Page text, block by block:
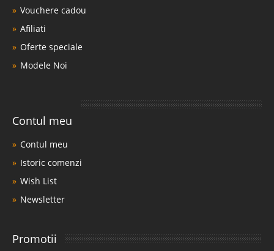
Vouchere cadou
Afiliati
Oferte speciale
Modele Noi
Contul meu
Contul meu
Istoric comenzi
Wish List
Newsletter
Promotii